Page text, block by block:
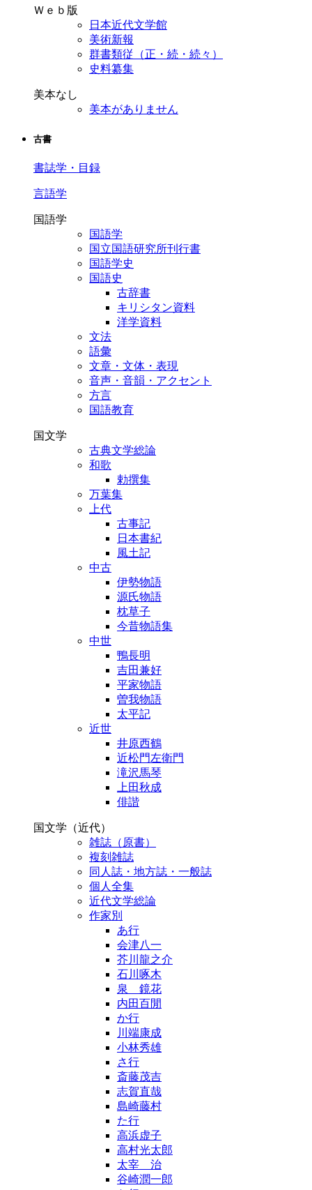
Ｗｅｂ版
日本近代文学館
美術新報
群書類従（正・続・続々）
史料纂集
美本なし
美本がありません
古書
書誌学・目録
言語学
国語学
国語学
国立国語研究所刊行書
国語学史
国語史
古辞書
キリシタン資料
洋学資料
文法
語彙
文章・文体・表現
音声・音韻・アクセント
方言
国語教育
国文学
古典文学総論
和歌
勅撰集
万葉集
上代
古事記
日本書紀
風土記
中古
伊勢物語
源氏物語
枕草子
今昔物語集
中世
鴨長明
吉田兼好
平家物語
曽我物語
太平記
近世
井原西鶴
近松門左衛門
滝沢馬琴
上田秋成
俳諧
国文学（近代）
雑誌（原書）
複刻雑誌
同人誌・地方誌・一般誌
個人全集
近代文学総論
作家別
あ行
会津八一
芥川龍之介
石川啄木
泉 鏡花
内田百閒
か行
川端康成
小林秀雄
さ行
斎藤茂吉
志賀直哉
島崎藤村
た行
高浜虚子
高村光太郎
太宰 治
谷崎潤一郎